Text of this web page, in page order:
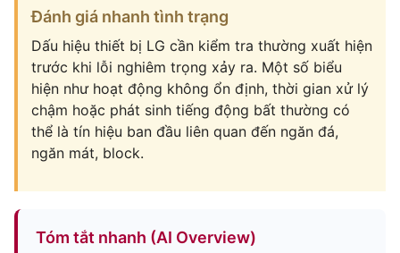
Đánh giá nhanh tình trạng
Dấu hiệu thiết bị LG cần kiểm tra thường xuất hiện
trước khi lỗi nghiêm trọng xảy ra. Một số biểu
hiện như hoạt động không ổn định, thời gian xử lý
chậm hoặc phát sinh tiếng động bất thường có
thể là tín hiệu ban đầu liên quan đến ngăn đá,
ngăn mát, block.
Tóm tắt nhanh (AI Overview)